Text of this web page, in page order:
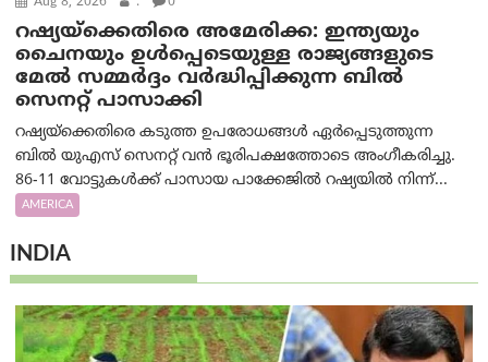
റഷ്യയ്‌ക്കെതിരെ അമേരിക്ക: ഇന്ത്യയും
ചൈനയും ഉൾപ്പെടെയുള്ള രാജ്യങ്ങളുടെ
മേൽ സമ്മർദ്ദം വർദ്ധിപ്പിക്കുന്ന ബിൽ
സെനറ്റ് പാസാക്കി
റഷ്യയ്‌ക്കെതിരെ കടുത്ത ഉപരോധങ്ങൾ ഏർപ്പെടുത്തുന്ന
ബിൽ യുഎസ് സെനറ്റ് വൻ ഭൂരിപക്ഷത്തോടെ അംഗീകരിച്ചു.
86-11 വോട്ടുകൾക്ക് പാസായ പാക്കേജിൽ റഷ്യയിൽ നിന്ന്...
AMERICA
INDIA